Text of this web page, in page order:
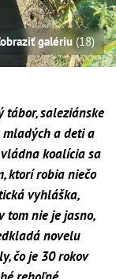
galériu (18)
tábor, saleziánske
mladých a deti a
koalícia sa
ktorí robia niečo
vyhláška,
tom nie je jasno,
novelu
čo je 30 rokov